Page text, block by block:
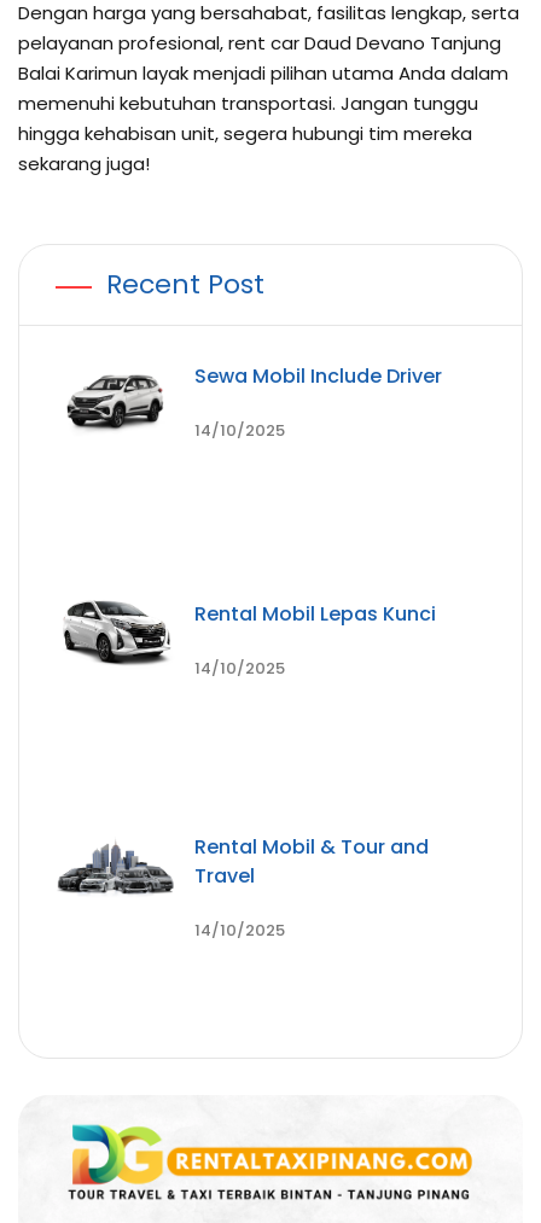
Dengan harga yang bersahabat, fasilitas lengkap, serta
pelayanan profesional, rent car Daud Devano Tanjung
Balai Karimun layak menjadi pilihan utama Anda dalam
memenuhi kebutuhan transportasi. Jangan tunggu
hingga kehabisan unit, segera hubungi tim mereka
sekarang juga!
Recent Post
Sewa Mobil Include Driver
14/10/2025
Rental Mobil Lepas Kunci
14/10/2025
Rental Mobil & Tour and
Travel
14/10/2025